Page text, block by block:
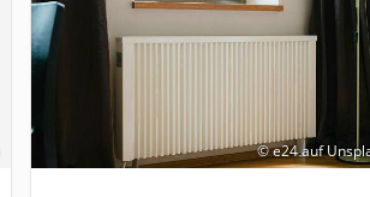
© e24 auf